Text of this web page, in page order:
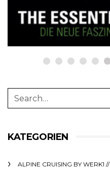
5. April 2023
KATEGORIEN
ALPINE CRUISING BY WERK1